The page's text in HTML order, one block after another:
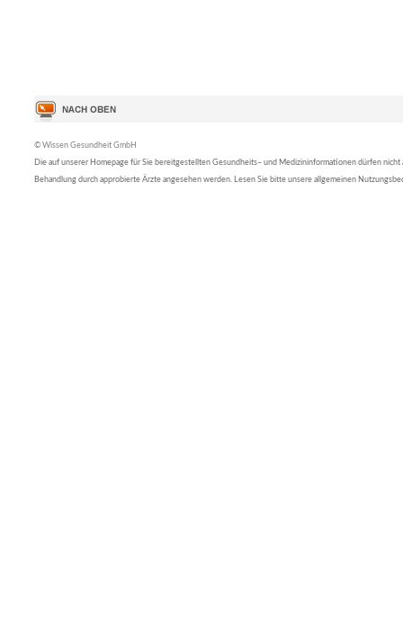
© Wissen Gesundheit GmbH
Die auf unserer Homepage für Sie bereitgestellten Gesundheits– und Medizininformationen dürfen nicht
Behandlung durch approbierte Ärzte angesehen werden. Lesen Sie bitte unsere allgemeinen